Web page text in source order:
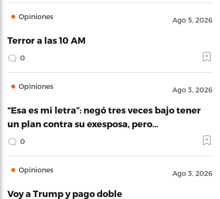
Opiniones Ago 5, 2026
Terror a las 10 AM
0
Opiniones Ago 3, 2026
“Esa es mi letra”: negó tres veces bajo tener
un plan contra su exesposa, pero…
0
Opiniones Ago 3, 2026
Voy a Trump y pago doble